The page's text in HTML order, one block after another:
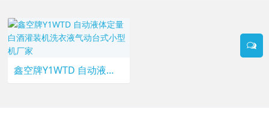
鑫空牌Y1WTD 自动液体定量白酒灌装机洗衣液气动台式小型机厂家